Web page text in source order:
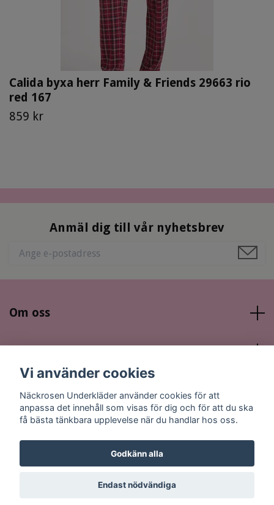
Calida byxa herr Family & Friends 29663 rio
red 167
859 kr
Anmäl dig till vår nyhetsbrev
Om oss
Sociala medier
© 2026 Näckrosen Underkläder
Vi använder cookies
Näckrosen Underkläder använder cookies för att
anpassa det innehåll som visas för dig och för att du ska
få bästa tänkbara upplevelse när du handlar hos oss.
Godkänn alla
Endast nödvändiga